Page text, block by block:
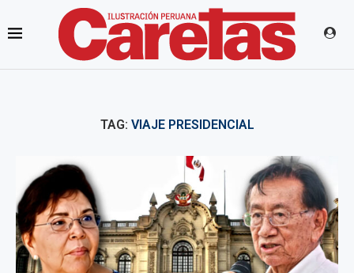
TAG: VIAJE PRESIDENCIAL